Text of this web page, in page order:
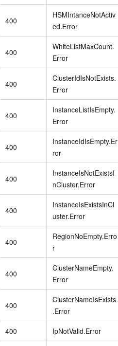
400
HSMIntanceNotActiv
ed.Error
400
WhiteListMaxCount.
Error
400
ClusterIdIsNotExists.
Error
400
InstanceListIsEmpty.
Error
400
InstanceIdIsEmpty.Er
ror
400
InstanceIsNotExistsI
nCluster.Error
400
InstanceIsExistsInCl
uster.Error
400
RegionNoEmpty.Erro
r
400
ClusterNameEmpty.
Error
400
ClusterNameIsExists
.Error
400 IpNotValid.Error